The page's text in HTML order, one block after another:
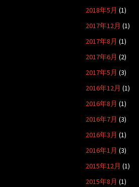
2018年5月 (1)
2017年12月 (1)
2017年8月 (1)
2017年6月 (2)
2017年5月 (3)
2016年12月 (1)
2016年8月 (1)
2016年7月 (3)
2016年3月 (1)
2016年1月 (3)
2015年12月 (1)
2015年8月 (1)